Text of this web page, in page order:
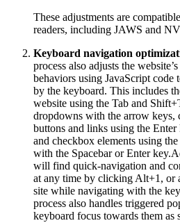
These adjustments are
readers, including JAWS and
Keyboard navigation
process also adjusts the
behaviors using JavaScript code
by the keyboard. This includes
website using the Tab and
dropdowns with the arrow keys,
buttons and links using the
and checkbox elements using
with the Spacebar or Enter
will find quick-navigation and
at any time by clicking Alt+1, or
site while navigating with the
process also handles triggered
keyboard focus towards them as